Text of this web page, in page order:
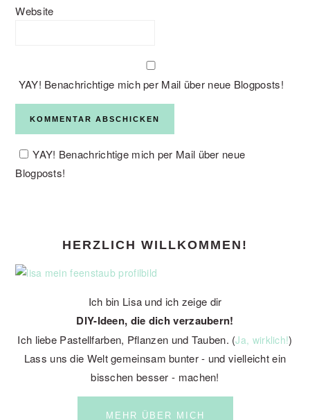
Website
YAY! Benachrichtige mich per Mail über neue Blogposts!
YAY! Benachrichtige mich per Mail über neue
Blogposts!
HERZLICH WILLKOMMEN!
Ich bin Lisa und ich zeige dir
DIY-Ideen, die dich verzaubern!
Ich liebe Pastellfarben, Pflanzen und Tauben. (Ja, wirklich!)
Lass uns die Welt gemeinsam bunter - und vielleicht ein
bisschen besser - machen!
MEHR ÜBER MICH